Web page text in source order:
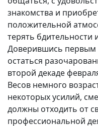
знакомства и
положительной
терять бдительности
Доверившись первым
остаться
второй декаде
Весов немного
некоторых усилий,
должны отходить от
профессиональной